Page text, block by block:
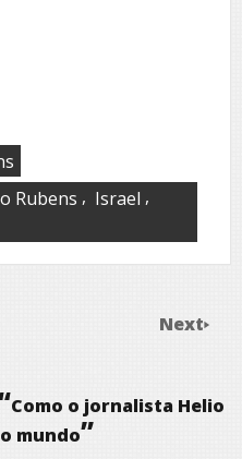
Rubens , Israel ,
Next
Como o jornalista Helio
mundo”